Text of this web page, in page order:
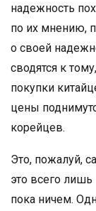
надежность
по их мнению,
о своей
сводятся к
покупки
цены
корейцев.
Это, пожалуй,
это всего
пока ничем.